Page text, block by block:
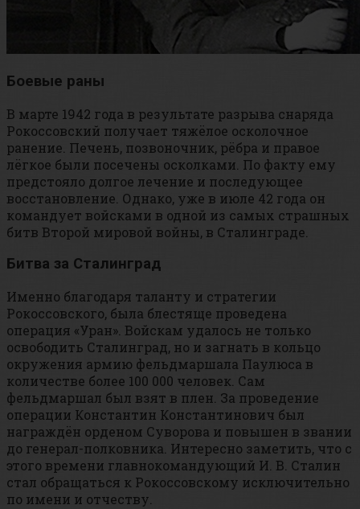
Боевые раны
В марте 1942 года в результате разрыва снаряда
Рокоссовский получает тяжёлое осколочное
ранение. Печень, позвоночник, рёбра и правое
лёгкое были посечены осколками. По факту ему
предстояло долгое лечение и последующее
восстановление. Однако, уже в июле 42 года он
командует войсками в одной из самых страшных
битв Второй мировой войны, в Сталинграде.
Битва за Сталинград
Именно благодаря таланту и стратегии
Рокоссовского, была блестяще проведена
операция «Уран». Войскам удалось не только
освободить Сталинград, но и загнать в кольцо
окружения армию фельдмаршала Паулюса в
количестве более 100 000 человек. Сам
фельдмаршал был взят в плен. За проведение
операции Константин Константинович был
награждён орденом Суворова и повышен в звании
до генерал-полковника. Интересно заметить, что с
этого времени главнокомандующий И. В. Сталин
стал обращаться к Рокоссовскому исключительно
по имени и отчеству.